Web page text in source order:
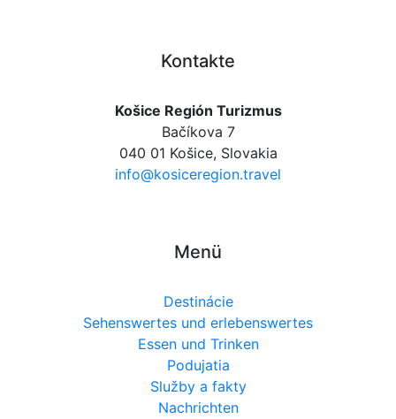
Kontakte
Košice Región Turizmus
Bačíkova 7
040 01 Košice, Slovakia
info@kosiceregion.travel
Menü
Destinácie
Sehenswertes und erlebenswertes
Essen und Trinken
Podujatia
Služby a fakty
Nachrichten